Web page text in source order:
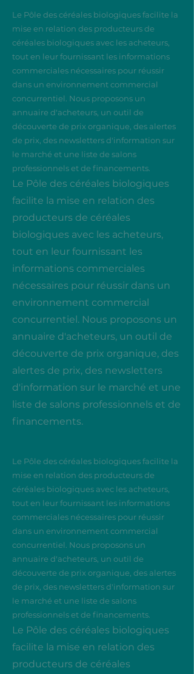
Le Pôle des céréales biologiques facilite la
mise en relation des producteurs de
céréales biologiques avec les acheteurs,
tout en leur fournissant les informations
commerciales nécessaires pour réussir
dans un environnement commercial
concurrentiel. Nous proposons un
annuaire d'acheteurs, un outil de
découverte de prix organique, des alertes
de prix, des newsletters d'information sur
le marché et une liste de salons
professionnels et de financements.
Le Pôle des céréales biologiques
facilite la mise en relation des
producteurs de céréales
biologiques avec les acheteurs,
tout en leur fournissant les
informations commerciales
nécessaires pour réussir dans un
environnement commercial
concurrentiel. Nous proposons un
annuaire d'acheteurs, un outil de
découverte de prix organique, des
alertes de prix, des newsletters
d'information sur le marché et une
liste de salons professionnels et de
financements.
Le Pôle des céréales biologiques facilite la
mise en relation des producteurs de
céréales biologiques avec les acheteurs,
tout en leur fournissant les informations
commerciales nécessaires pour réussir
dans un environnement commercial
concurrentiel. Nous proposons un
annuaire d'acheteurs, un outil de
découverte de prix organique, des alertes
de prix, des newsletters d'information sur
le marché et une liste de salons
professionnels et de financements.
Le Pôle des céréales biologiques
facilite la mise en relation des
producteurs de céréales